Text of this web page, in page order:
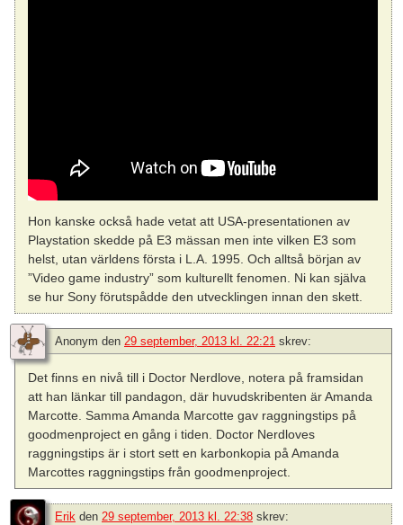
Hon kanske också hade vetat att USA-presentationen av
Playstation skedde på E3 mässan men inte vilken E3 som
helst, utan världens första i L.A. 1995. Och alltså början av
”Video game industry” som kulturellt fenomen. Ni kan själva
se hur Sony förutspådde den utvecklingen innan den skett.
Anonym den 29 september, 2013 kl. 22:21 skrev:
Det finns en nivå till i Doctor Nerdlove, notera på framsidan
att han länkar till pandagon, där huvudskribenten är Amanda
Marcotte. Samma Amanda Marcotte gav raggningstips på
goodmenproject en gång i tiden. Doctor Nerdloves
raggningstips är i stort sett en karbonkopia på Amanda
Marcottes raggningstips från goodmenproject.
Erik den 29 september, 2013 kl. 22:38 skrev: